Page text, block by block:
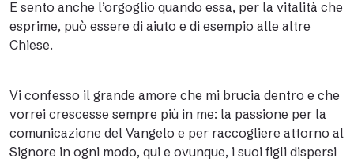
E sento anche l’orgoglio quando essa, per la vitalità che
esprime, può essere di aiuto e di esempio alle altre
Chiese.
Vi confesso il grande amore che mi brucia dentro e che
vorrei crescesse sempre più in me: la passione per la
comunicazione del Vangelo e per raccogliere attorno al
Signore in ogni modo, qui e ovunque, i suoi figli dispersi